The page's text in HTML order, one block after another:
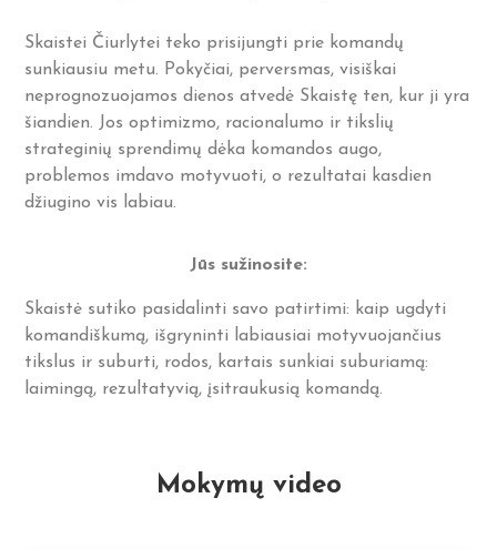
Skaistei Čiurlytei teko prisijungti prie komandų
sunkiausiu metu. Pokyčiai, perversmas, visiškai
neprognozuojamos dienos atvedė Skaistę ten, kur ji yra
šiandien. Jos optimizmo, racionalumo ir tikslių
strateginių sprendimų dėka komandos augo,
problemos imdavo motyvuoti, o rezultatai kasdien
džiugino vis labiau.
Jūs sužinosite:
Skaistė sutiko pasidalinti savo patirtimi: kaip ugdyti
komandiškumą, išgryninti labiausiai motyvuojančius
tikslus ir suburti, rodos, kartais sunkiai suburiamą:
laimingą, rezultatyvią, įsitraukusią komandą.
Mokymų video